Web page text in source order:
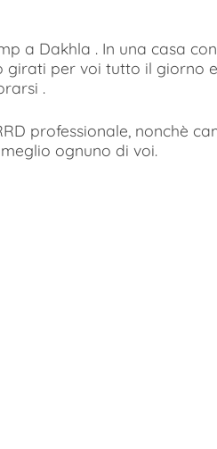
a Dakhla . In una casa
girati per voi tutto il giorno
.
professionale, nonchè
ognuno di voi.